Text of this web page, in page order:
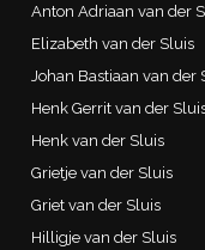
Anton Adriaan van der
Elizabeth van der Sluis
Johan Bastiaan van der
Henk Gerrit van der
Henk van der Sluis
Grietje van der Sluis
Griet van der Sluis
Hilligje van der Sluis